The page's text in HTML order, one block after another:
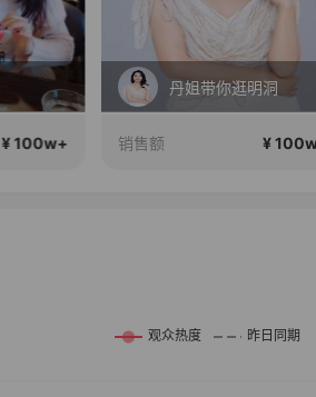
¥ 100w+
丹姐带你逛明洞
销售额 ¥